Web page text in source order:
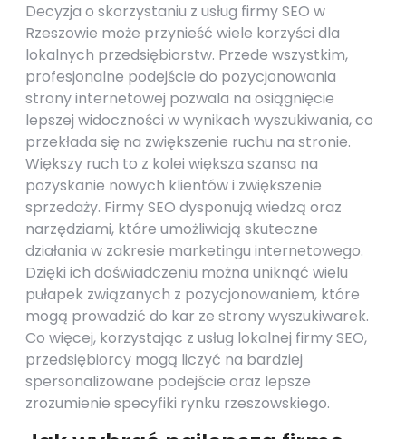
Decyzja o skorzystaniu z usług firmy SEO w
Rzeszowie może przynieść wiele korzyści dla
lokalnych przedsiębiorstw. Przede wszystkim,
profesjonalne podejście do pozycjonowania
strony internetowej pozwala na osiągnięcie
lepszej widoczności w wynikach wyszukiwania, co
przekłada się na zwiększenie ruchu na stronie.
Większy ruch to z kolei większa szansa na
pozyskanie nowych klientów i zwiększenie
sprzedaży. Firmy SEO dysponują wiedzą oraz
narzędziami, które umożliwiają skuteczne
działania w zakresie marketingu internetowego.
Dzięki ich doświadczeniu można uniknąć wielu
pułapek związanych z pozycjonowaniem, które
mogą prowadzić do kar ze strony wyszukiwarek.
Co więcej, korzystając z usług lokalnej firmy SEO,
przedsiębiorcy mogą liczyć na bardziej
spersonalizowane podejście oraz lepsze
zrozumienie specyfiki rynku rzeszowskiego.